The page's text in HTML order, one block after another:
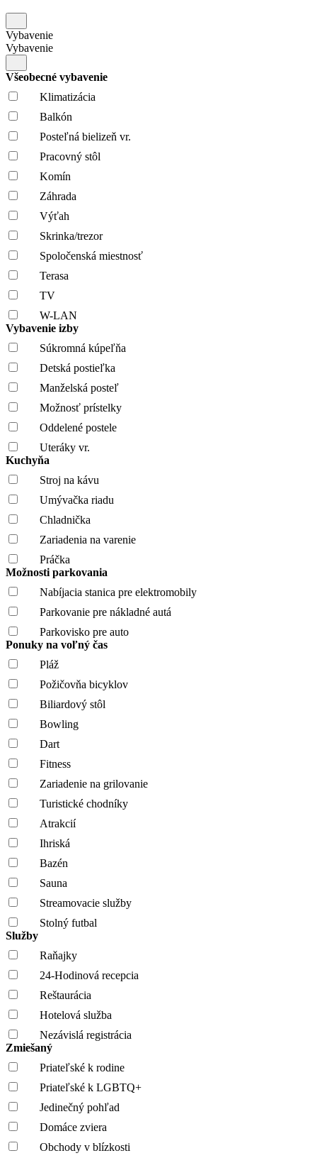
Vybavenie
Vybavenie
Všeobecné vybavenie
Klimatizácia
Balkón
Posteľná bielizeň vr.
Pracovný stôl
Komín
Záhrada
Výťah
Skrinka/trezor
Spoločenská miestnosť
Terasa
TV
W-LAN
Vybavenie izby
Súkromná kúpeľňa
Detská postieľka
Manželská posteľ
Možnosť prístelky
Oddelené postele
Uteráky vr.
Kuchyňa
Stroj na kávu
Umývačka riadu
Chladnička
Zariadenia na varenie
Práčka
Možnosti parkovania
Nabíjacia stanica pre elektromobily
Parkovanie pre nákladné autá
Parkovisko pre auto
Ponuky na voľný čas
Pláž
Požičovňa bicyklov
Biliardový stôl
Bowling
Dart
Fitness
Zariadenie na grilovanie
Turistické chodníky
Atrakcií
Ihriská
Bazén
Sauna
Streamovacie služby
Stolný futbal
Služby
Raňajky
24-Hodinová recepcia
Reštaurácia
Hotelová služba
Nezávislá registrácia
Zmiešaný
Priateľské k rodine
Priateľské k LGBTQ+
Jedinečný pohľad
Domáce zviera
Obchody v blízkosti